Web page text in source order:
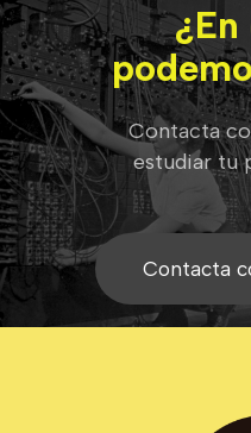
Contacta
estudiar tu
Contacta